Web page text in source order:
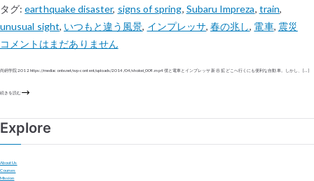
タグ:earthquake disaster, signs of spring, Subaru Impreza, train,
unusual sight, いつもと違う風景, インプレッサ,春の兆し, 電車, 震災
コメントはまだありません
尚絅学院 2012 https://mediaconte.net/wp-content/uploads/2014/04/shokei_009.mp4 僕と電車とインプレッサ 新谷 拡 どこへ行くにも便利な自動車。しかし、 […]
続きを読む
Explore
About Us
Courses
Mission